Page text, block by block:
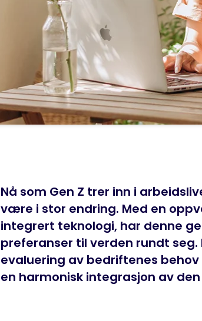
Nå som Gen Z trer inn i
være i stor endring. Med en
integrert teknologi, har denne
preferanser til verden rundt seg.
evaluering av bedriftenes
en harmonisk integrasjon av